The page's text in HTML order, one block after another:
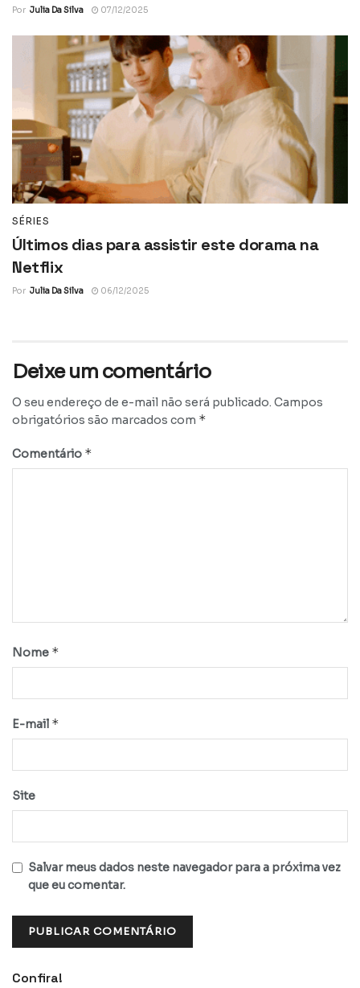
Por Julia Da Silva 07/12/2025
SÉRIES
Últimos dias para assistir este dorama na
Netflix
Por Julia Da Silva 06/12/2025
Deixe um comentário
O seu endereço de e-mail não será publicado. Campos
obrigatórios são marcados com *
Comentário *
Nome *
E-mail *
Site
Salvar meus dados neste navegador para a próxima vez
que eu comentar.
Confira!